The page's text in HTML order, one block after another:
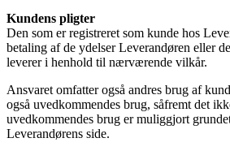
Kundens pligter
Den som er registreret som kunde hos
betaling af de ydelser Leverandøren eller
leverer i henhold til nærværende vilkår.
Ansvaret omfatter også andres brug af
også uvedkommendes brug, såfremt det
uvedkommendes brug er muliggjort
Leverandørens side.